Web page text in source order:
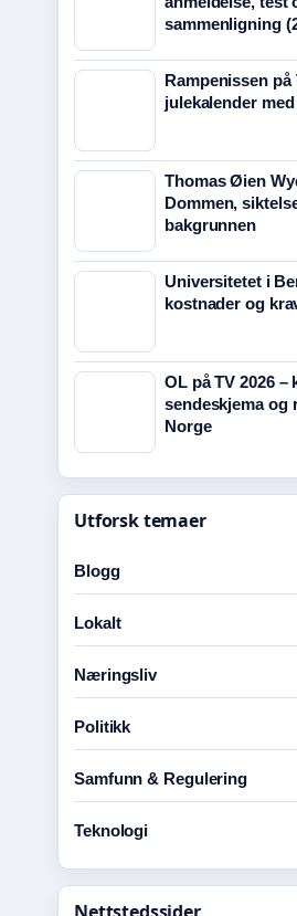
sammenligning
Rampenissen på
julekalender
Thomas Øien
Dommen,
bakgrunnen
Universitetet i
kostnader og
OL på TV 2026 –
sendeskjema og
Norge
Utforsk temaer
Blogg
Lokalt
Næringsliv
Politikk
Samfunn & Regulering
Teknologi